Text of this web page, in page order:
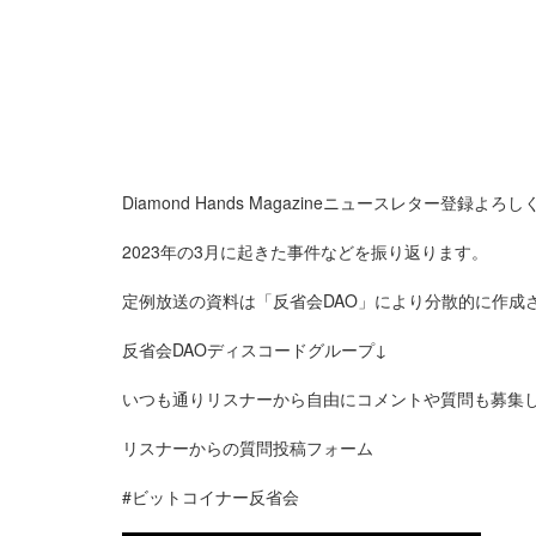
Diamond Hands Magazineニュースレター登録よろし
2023年の3月に起きた事件などを振り返ります。
定例放送の資料は「反省会DAO」により分散的に作成
反省会DAOディスコードグループ↓
いつも通りリスナーから自由にコメントや質問も募集
リスナーからの質問投稿フォーム
#ビットコイナー反省会